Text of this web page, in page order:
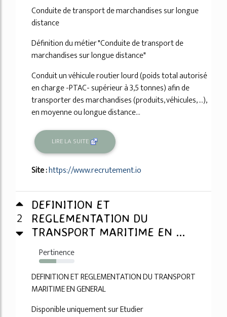
Conduite de transport de marchandises sur longue
distance
Définition du métier "Conduite de transport de
marchandises sur longue distance"
Conduit un véhicule routier lourd (poids total autorisé
en charge -PTAC- supérieur à 3,5 tonnes) afin de
transporter des marchandises (produits, véhicules, ...),
en moyenne ou longue distance...
LIRE LA SUITE
Site :https://www.recrutement.io
2
DEFINITION ET
REGLEMENTATION DU
TRANSPORT MARITIME EN ...
Pertinence
48%
DEFINITION ET REGLEMENTATION DU TRANSPORT
MARITIME EN GENERAL
Disponible uniquement sur Etudier